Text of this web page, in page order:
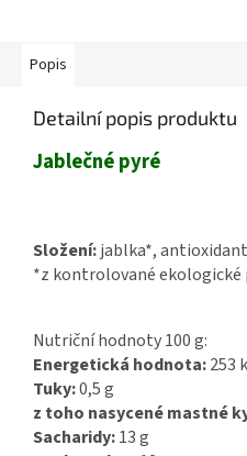
Popis
Detailní popis produktu
Jablečné pyré
Složení:jablka*,
*z kontrolované ekologické
Nutriční hodnoty 100 g:
Energetická hodnota:253
Tuky:0,5 g
z toho nasycené mastné
Sacharidy:13 g